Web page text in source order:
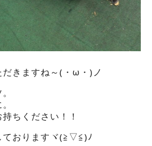
だきますね～(・ω・)ノ
ちください！！
ておりますヾ(≧▽≦)ﾉ